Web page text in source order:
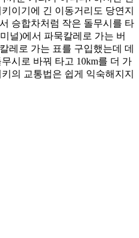
이기에 긴 이동거리도 당연지
승합차처럼 작은 돌무시를 타
널)에서 파묵칼레로 가는 버
레로 가는 표를 구입했는데 데
시로 바꿔 타고 10km를 더 가
의 교통법은 쉽게 익숙해지지